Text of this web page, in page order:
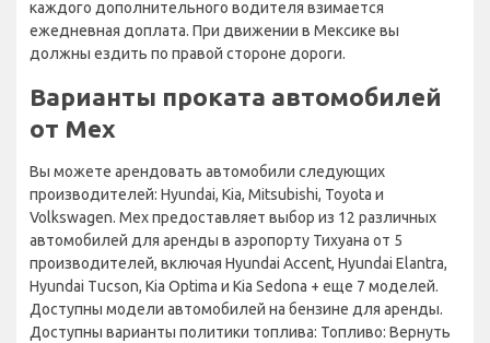
каждого дополнительного водителя взимается
ежедневная доплата. При движении в Мексике вы
должны ездить по правой стороне дороги.
Варианты проката автомобилей
от Mex
Вы можете арендовать автомобили следующих
производителей: Hyundai, Kia, Mitsubishi, Toyota и
Volkswagen. Mex предоставляет выбор из 12 различных
автомобилей для аренды в аэропорту Тихуана от 5
производителей, включая Hyundai Accent, Hyundai Elantra,
Hyundai Tucson, Kia Optima и Kia Sedona + еще 7 моделей.
Доступны модели автомобилей на бензине для аренды.
Доступны варианты политики топлива: Топливо: Вернуть